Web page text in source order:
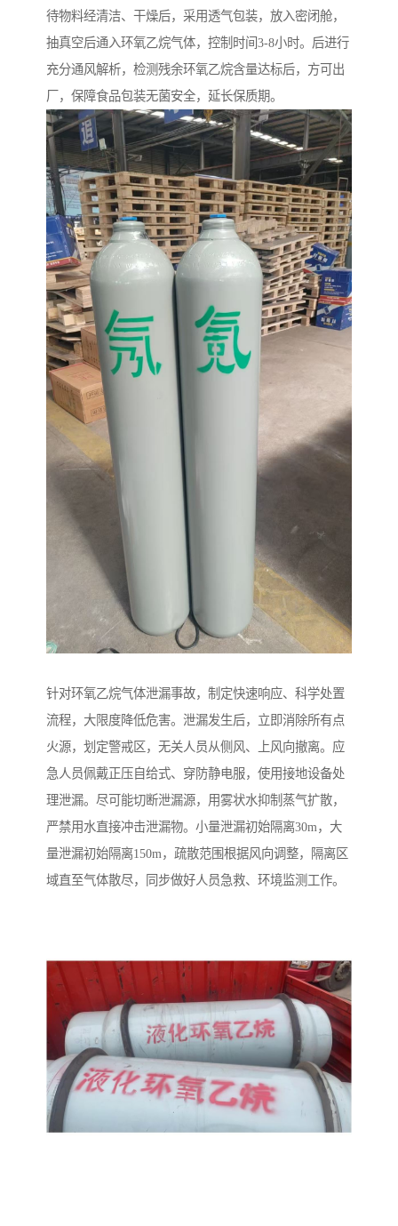
待物料经清洁、干燥后，采用透气包装，放入密闭舱，
抽真空后通入环氧乙烷气体，控制时间3-8小时。后进行
充分通风解析，检测残余环氧乙烷含量达标后，方可出
厂，保障食品包装无菌安全，延长保质期。
针对环氧乙烷气体泄漏事故，制定快速响应、科学处置
流程，大限度降低危害。泄漏发生后，立即消除所有点
火源，划定警戒区，无关人员从侧风、上风向撤离。应
急人员佩戴正压自给式、穿防静电服，使用接地设备处
理泄漏。尽可能切断泄漏源，用雾状水抑制蒸气扩散，
严禁用水直接冲击泄漏物。小量泄漏初始隔离30m，大
量泄漏初始隔离150m，疏散范围根据风向调整，隔离区
域直至气体散尽，同步做好人员急救、环境监测工作。